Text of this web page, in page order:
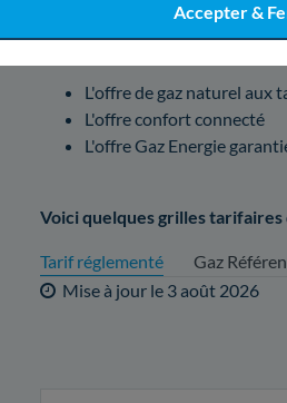
Accepter &
Elles sont listées dans la grille
L'offre de gaz naturel aux
L'offre confort connecté
L'offre Gaz Energie
Voici quelques grilles tarifaires
Tarif réglementé
Gaz
Mise à jour le 3 août 2026